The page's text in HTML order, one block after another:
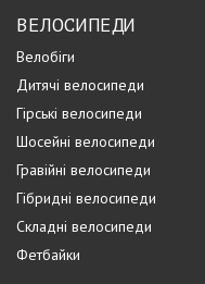
ВЕЛОСИПЕДИ
Велобіги
Дитячі велосипеди
Гірські велосипеди
Шосейні велосипеди
Гравійні велосипеди
Гібридні велосипеди
Складні велосипеди
Фетбайки